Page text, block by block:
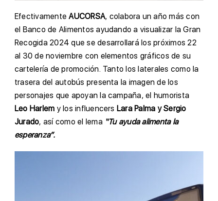
EfectivamenteAUCORSA, colabora un año más con
el Banco de Alimentos ayudando a visualizar la Gran
Recogida 2024 que se desarrollará los próximos 22
al 30 de noviembre con elementos gráficos de su
cartelería de promoción. Tanto los laterales como la
trasera del autobús presenta la imagen de los
personajes que apoyan la campaña, el humorista
Leo Harlem y los influencers Lara Palma y Sergio
Jurado, así como el lema “Tu ayuda alimenta la
esperanza”.